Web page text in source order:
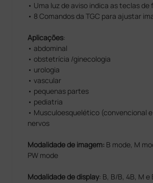
• Uma luz de aviso indica as teclas
• 8 Comandos da TGC para ajustar
Aplicações:
• abdominal
• obstetrícia /ginecologia
• urologia
• vascular
• pequenas partes
• pediatria
• Musculoesquelético (convencional
nervos
Modalidade de imagem: B mode, M
PW mode
Modalidade de display: B, B/B, 4B, M e